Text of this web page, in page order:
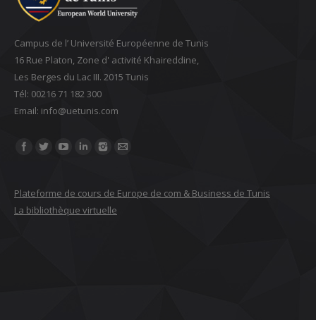
Campus de l’ Université Européenne de Tunis
16 Rue Platon, Zone d' activité Khaireddine,
Les Berges du Lac III. 2015 Tunis
Tél: 00216 71 182 300
Email: ‎info@uetunis.com
Find us on:
Plateforme de cours de Europe de com & Business de Tunis
La bibliothèque virtuelle